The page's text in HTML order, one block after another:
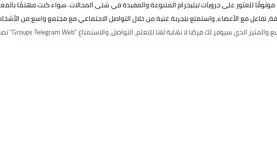
للعثور على جروبات تيليجرام المتنوعة والمفيدة في شتى المجالات. سواء كنت مهتمًا